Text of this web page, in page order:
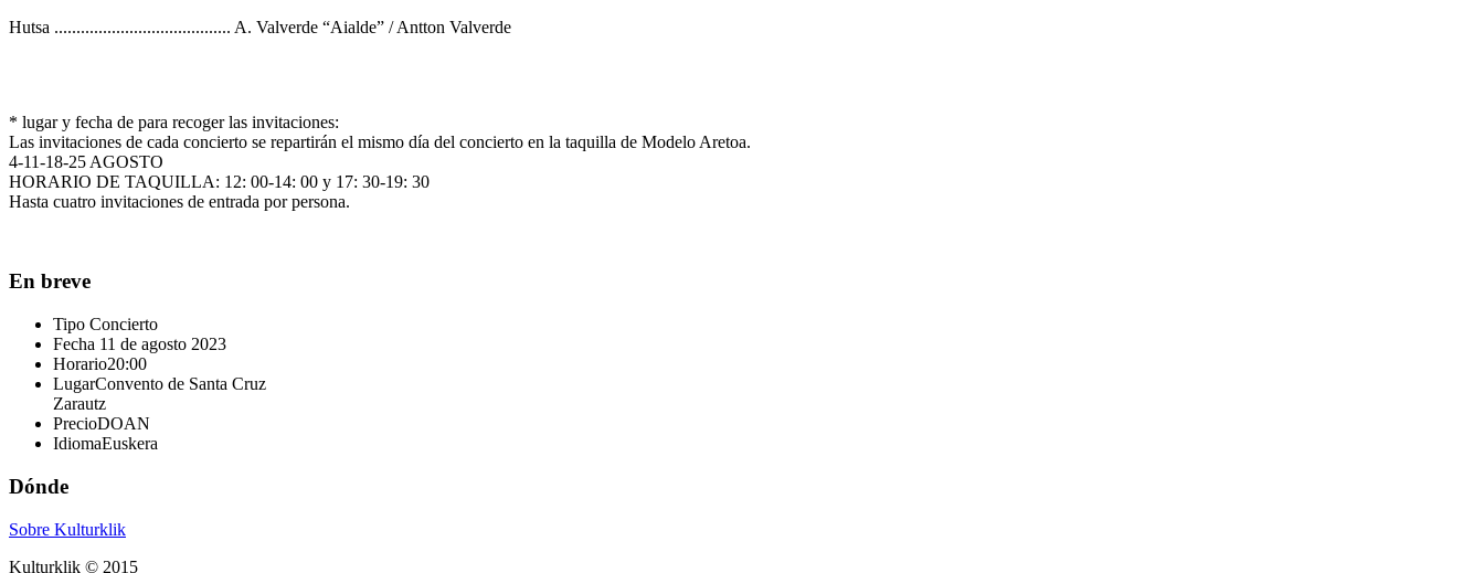
Hutsa ........................................ A. Valverde “Aialde” / Antton Valverde
* lugar y fecha de para recoger las invitaciones:
Las invitaciones de cada concierto se repartirán el mismo día del concierto en la taquilla de Modelo Aretoa.
4-11-18-25 AGOSTO
HORARIO DE TAQUILLA: 12: 00-14: 00 y 17: 30-19: 30
Hasta cuatro invitaciones de entrada por persona.
En breve
Tipo Concierto
Fecha 11 de agosto 2023
Horario20:00
LugarConvento de Santa Cruz
Zarautz
PrecioDOAN
IdiomaEuskera
Dónde
Sobre Kulturklik
Kulturklik © 2015